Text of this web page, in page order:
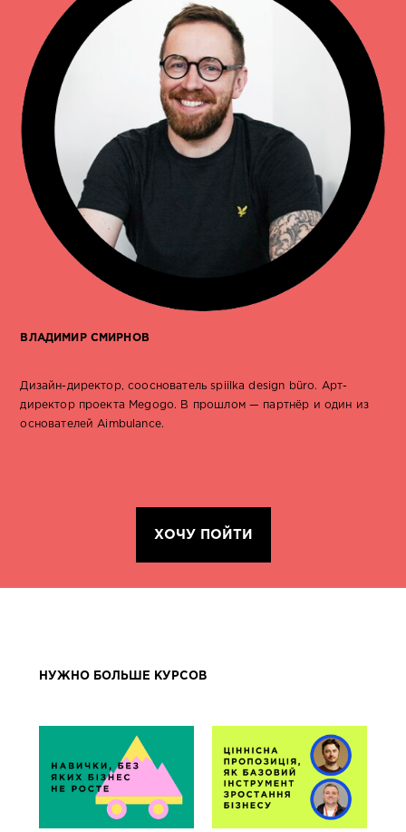
ВЛАДИМИР СМИРНОВ
Дизайн-директор, сооснователь spiilka design büro. Арт-
директор проекта Megogo. В прошлом — партнёр и один из
основателей Aimbulance.
ХОЧУ ПОЙТИ
НУЖНО БОЛЬШЕ КУРСОВ